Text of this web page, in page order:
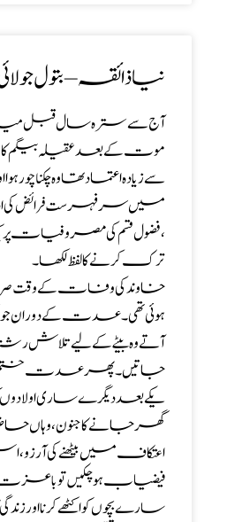
نیا ذائقہ – بتول
آج سے سترہ سال قبل میاں
موت کے بعد عقیلہ بیگم
سے زیادہ اعتماد تھا وہ چکنا چور
میں سر فہرست فرائض کی
،فضول قسم کی مصروفیات
ترک کرنے کا لفظ لکھا ۔
خاوند کی وفات کے وقت
ہوئی تھی ۔ عدت کے دوران
آتے وہ بیٹے کے لیےتلاش
جاتیں ۔ پھرعدت ختم
یکے بعد دیگرے ساری اولادوں
گھر جانے کا جنون ،وہاں
اعتکاف میں بیٹھنے کی آرزو
فیضیاب ہو چکیں تو
سارے بچوں کو اکٹھے کرنا اور زندگی